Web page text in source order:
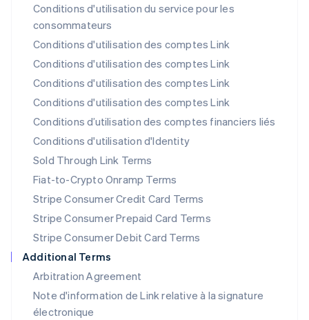
Conditions d'utilisation du service pour les
consommateurs
Conditions d'utilisation des comptes Link
Conditions d'utilisation des comptes Link
Conditions d'utilisation des comptes Link
Conditions d'utilisation des comptes Link
Conditions d’utilisation des comptes financiers liés
Conditions d'utilisation d'Identity
Sold Through Link Terms
Fiat-to-Crypto Onramp Terms
Stripe Consumer Credit Card Terms
Stripe Consumer Prepaid Card Terms
Stripe Consumer Debit Card Terms
Additional Terms
Arbitration Agreement
Note d'information de Link relative à la signature
électronique
English
Liechtenstein
Lituanie
English
Luxembourg
Malaisie
English简体中文
Malte
English
Mexique
EspañolEnglish
Norvège
English
Nouvelle-Zélande
Pays-Bas
NederlandsEnglish
Pologne
Portugal
PortuguêsEnglish